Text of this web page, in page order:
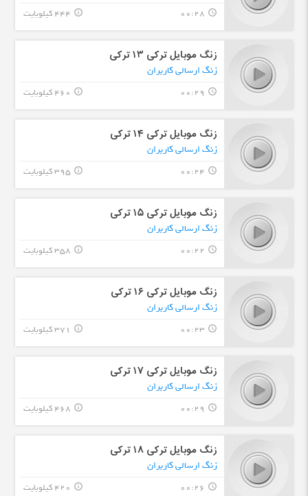
query_builder
00:28 444 کیلوبایت info_outline
زنگ موبایل ترکی ۱٣ ترکی
زنگ ارسالی کاربران
query_builder
00:29 460 کیلوبایت info_outline
زنگ موبایل ترکی ۱۴ ترکی
زنگ ارسالی کاربران
query_builder
00:24 395 کیلوبایت info_outline
زنگ موبایل ترکی ۱۵ ترکی
زنگ ارسالی کاربران
query_builder
00:22 358 کیلوبایت info_outline
زنگ موبایل ترکی ۱۶ ترکی
زنگ ارسالی کاربران
query_builder
00:23 371 کیلوبایت info_outline
زنگ موبایل ترکی ۱٧ ترکی
زنگ ارسالی کاربران
query_builder
00:29 468 کیلوبایت info_outline
زنگ موبایل ترکی ۱٨ ترکی
زنگ ارسالی کاربران
query_builder
00:26 420 کیلوبایت info_outline